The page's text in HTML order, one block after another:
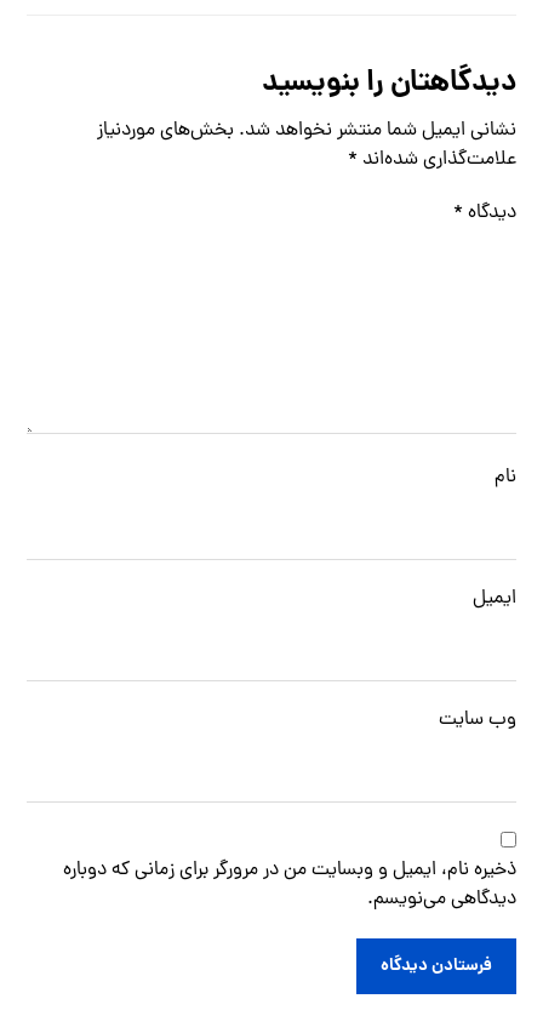
دیدگاهتان را بنویسید
نشانی ایمیل شما منتشر نخواهد شد. بخش‌های موردنیاز
علامت‌گذاری شده‌اند *
دیدگاه *
نام
ایمیل
وب‌ سایت
ذخیره نام، ایمیل و وبسایت من در مرورگر برای زمانی که دوباره
دیدگاهی می‌نویسم.